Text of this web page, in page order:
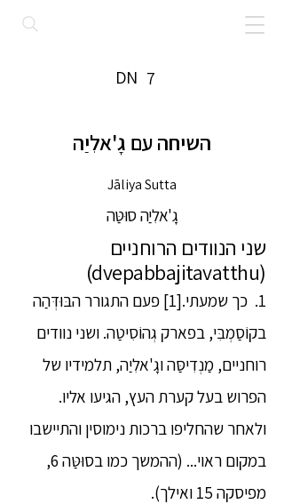
7
DN
השיחה עם גָ'אלִיַה
Jāliya Sutta
גָ'אלִיַה סוּטַּה
שני הנוודים הרוחניים
(dvepabbajitavatthu)
1. כך שמעתי.[1] פעם התגורר הבּוּדְּהַה
בקוֹסַמְבִּי, בפארק גְהוֹסִיטַה. ושני נוודים
רוחניים, מַנְדִיסַּה וגָ'אלִיַה, תלמידיו של
הפרוש בעל קערת העץ, הגיעו אליו.
ולאחר שהחליפו ברכות נימוסין והתיישבו
במקום ראוי... (ההמשך כמו בסוּטַּה 6,
מפיסקה 15 ואילך).